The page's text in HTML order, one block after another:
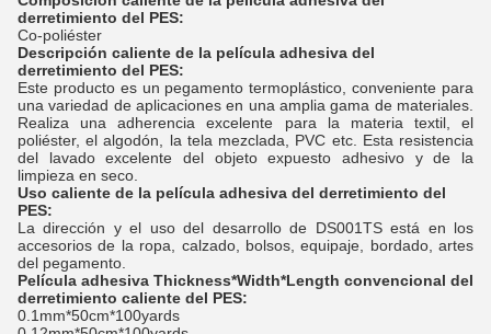
derretimiento del PES:
Co-poliéster
Descripción caliente de la película adhesiva del
derretimiento del PES:
Este producto es un pegamento termoplástico, conveniente para
una variedad de aplicaciones en una amplia gama de materiales.
Realiza una adherencia excelente para la materia textil, el
poliéster, el algodón, la tela mezclada, PVC etc. Esta resistencia
del lavado excelente del objeto expuesto adhesivo y de la
limpieza en seco.
Uso caliente de la película adhesiva del derretimiento del
PES:
La dirección y el uso del desarrollo de DS001TS está en los
accesorios de la ropa, calzado, bolsos, equipaje, bordado, artes
del pegamento.
Película adhesiva Thickness*Width*Length convencional del
derretimiento caliente del PES:
0.1mm*50cm*100yards